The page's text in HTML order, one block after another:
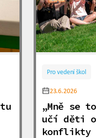
Pro vedení škol
23.6.2026
„Mně se
učí děti
konflikty